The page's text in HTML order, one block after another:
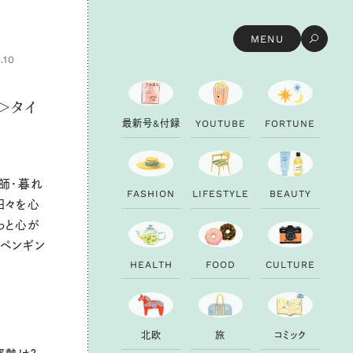
MENU
タイ
・暮れ
々を心
と心が
ンギン
最新号&付録 YOUTU B E FORTU N E
FAS H ION LI FESTYLE B EAUTY
H EALTH FOOD CU LTU RE
北欧 旅 コ ミ ック